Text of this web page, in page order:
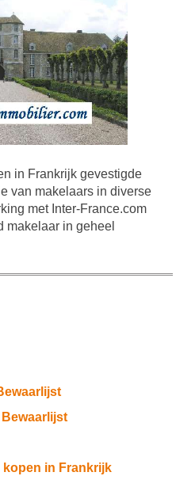
in Frankrijk gevestigde
van makelaars in diverse
met Inter-France.com
makelaar in geheel
kopen in Frankrijk